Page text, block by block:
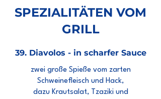
SPEZIALITÄTEN VOM
GRILL
39. Diavolos - in scharfer Sauce
zwei große Spieße vom zarten
Schweinefleisch und Hack,
dazu Krautsalat, Tzaziki und